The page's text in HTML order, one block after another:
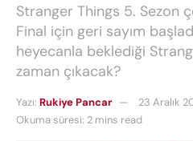
Stranger Things 5. Sezon
Final için geri sayım
heyecanla beklediği
zaman çıkacak?
Yazı: Rukiye Pancar
23 Aralık
Okuma süresi: 2 mins read